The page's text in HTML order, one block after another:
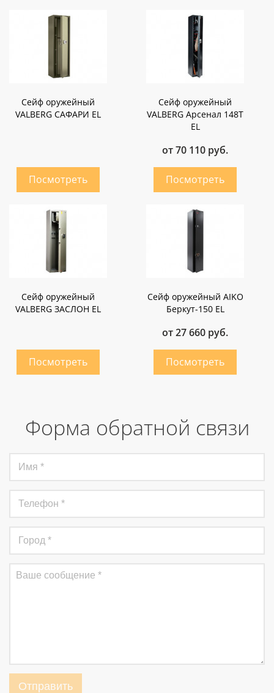
Сейф оружейный
VALBERG САФАРИ EL
Сейф оружейный
VALBERG Арсенал 148Т
EL
от 70 110 руб.
Сейф оружейный
VALBERG ЗАСЛОН EL
Сейф оружейный AIKO
Беркут-150 EL
от 27 660 руб.
Форма обратной связи
Отправить